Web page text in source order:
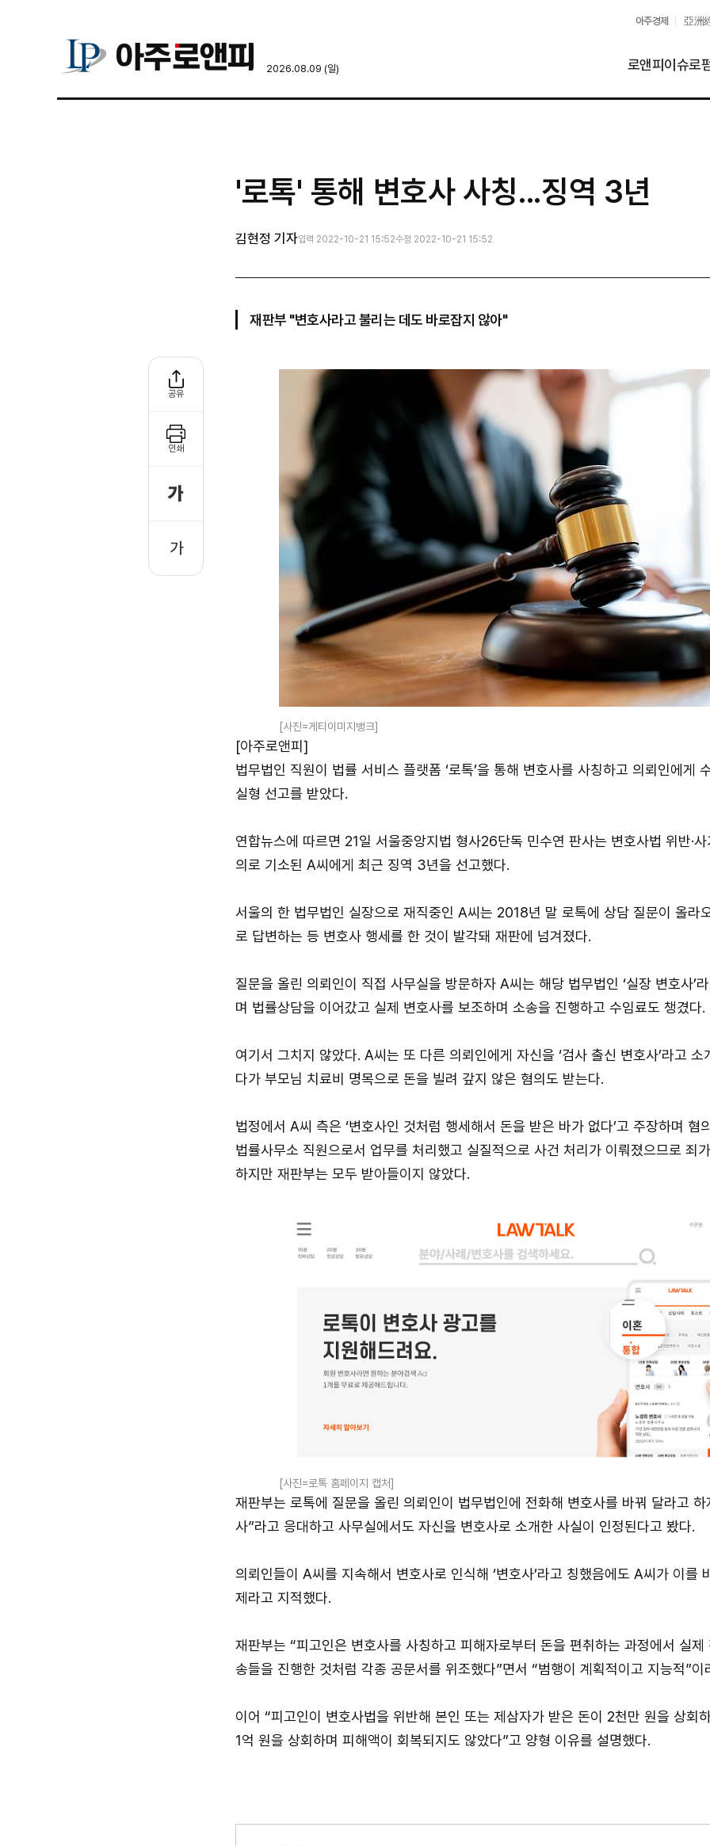
2026.08.09 (일)
아주경제 亞洲
로앤피이슈로
'로톡' 통해 변호사 사칭...징역 3년
김현정 기자입력 2022-10-21 15:52수정 2022-10-21 15:52
재판부 "변호사라고 불리는 데도 바로잡지 않아"
[사진=게티이미지뱅크]
[아주로앤피]
법무법인 직원이 법률 서비스 플랫폼 ‘로톡’을 통해 변호사를 사칭하고 의뢰인에게
실형 선고를 받았다.
연합뉴스에 따르면 21일 서울중앙지법 형사26단독 민수연 판사는 변호사법 위반·사
의로 기소된 A씨에게 최근 징역 3년을 선고했다.
서울의 한 법무법인 실장으로 재직중인 A씨는 2018년 말 로톡에 상담 질문이 올라
로 답변하는 등 변호사 행세를 한 것이 발각돼 재판에 넘겨졌다.
질문을 올린 의뢰인이 직접 사무실을 방문하자 A씨는 해당 법무법인 ‘실장 변호사’
며 법률상담을 이어갔고 실제 변호사를 보조하며 소송을 진행하고 수임료도 챙겼다.
여기서 그치지 않았다. A씨는 또 다른 의뢰인에게 자신을 ‘검사 출신 변호사’라고
다가 부모님 치료비 명목으로 돈을 빌려 갚지 않은 혐의도 받는다.
법정에서 A씨 측은 ‘변호사인 것처럼 행세해서 돈을 받은 바가 없다’고 주장하며 혐
법률사무소 직원으로서 업무를 처리했고 실질적으로 사건 처리가 이뤄졌으므로 죄
하지만 재판부는 모두 받아들이지 않았다.
[사진=로톡 홈페이지 캡처]
재판부는 로톡에 질문을 올린 의뢰인이 법무법인에 전화해 변호사를 바꿔 달라고
사”라고 응대하고 사무실에서도 자신을 변호사로 소개한 사실이 인정된다고 봤다.
의뢰인들이 A씨를 지속해서 변호사로 인식해 ‘변호사’라고 칭했음에도 A씨가 이를
제라고 지적했다.
재판부는 “피고인은 변호사를 사칭하고 피해자로부터 돈을 편취하는 과정에서 실
송들을 진행한 것처럼 각종 공문서를 위조했다”면서 “범행이 계획적이고 지능적”이
이어 “피고인이 변호사법을 위반해 본인 또는 제삼자가 받은 돈이 2천만 원을 상회
1억 원을 상회하며 피해액이 회복되지도 않았다”고 양형 이유를 설명했다.
공유
인쇄
가
글
크
게
가
글
자